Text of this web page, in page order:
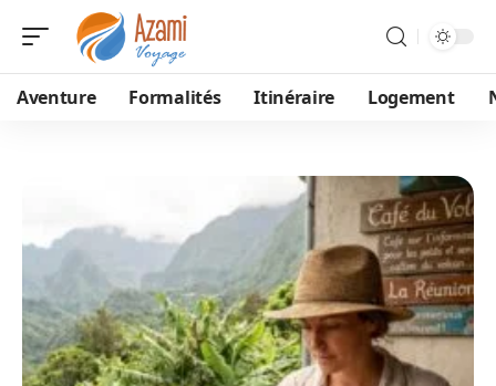
Aventure Formalités Itinéraire Logement